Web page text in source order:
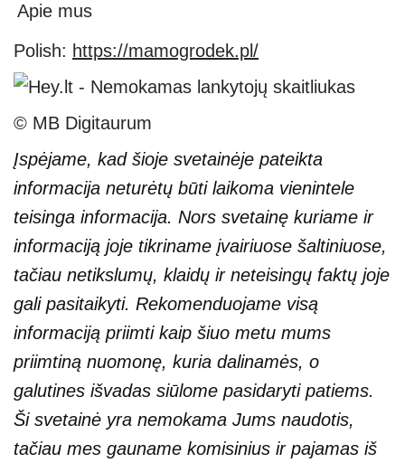
Apie mus
Polish: https://mamogrodek.pl/
© MB Digitaurum
Įspėjame, kad šioje svetainėje pateikta
informacija neturėtų būti laikoma vienintele
teisinga informacija. Nors svetainę kuriame ir
informaciją joje tikriname įvairiuose šaltiniuose,
tačiau netikslumų, klaidų ir neteisingų faktų joje
gali pasitaikyti. Rekomenduojame visą
informaciją priimti kaip šiuo metu mums
priimtiną nuomonę, kuria dalinamės, o
galutines išvadas siūlome pasidaryti patiems.
Ši svetainė yra nemokama Jums naudotis,
tačiau mes gauname komisinius ir pajamas iš